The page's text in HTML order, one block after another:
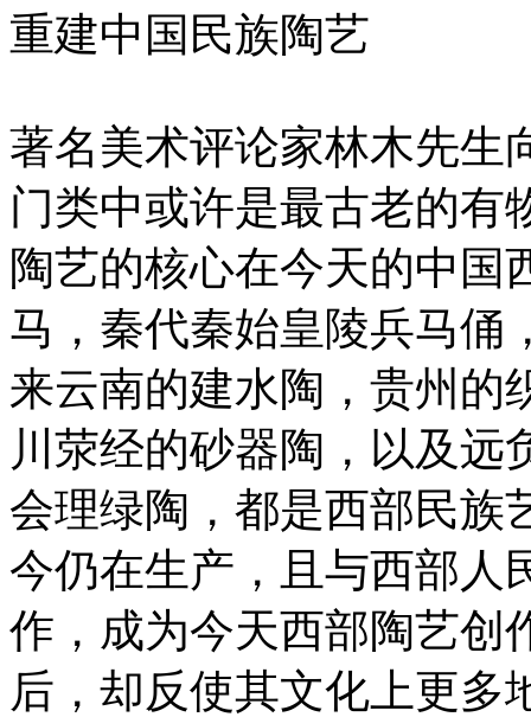
重建中国民族陶艺
著名美术评论家林木先生
门类中或许是最古老的有
陶艺的核心在今天的中国
马，秦代秦始皇陵兵马俑
来云南的建水陶，贵州的
川荥经的砂器陶，以及远
会理绿陶，都是西部民族
今仍在生产，且与西部人
作，成为今天西部陶艺创
后，却反使其文化上更多